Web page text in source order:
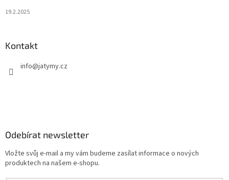
19.2.2025
Kontakt
info@jatymy.cz
Odebírat newsletter
Vložte svůj e-mail a my vám budeme zasílat informace o nových
produktech na našem e-shopu.